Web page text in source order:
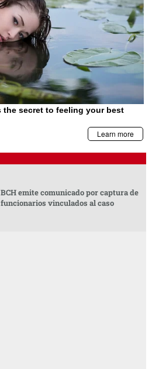
BCH emite comunicado por captura de
funcionarios vinculados al caso